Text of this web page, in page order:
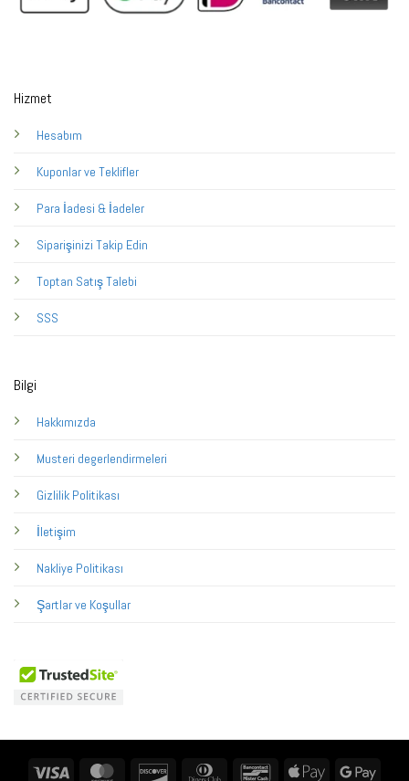
Hizmet
Hesabım
Kuponlar ve Teklifler
Para İadesi & İadeler
Siparişinizi Takip Edin
Toptan Satış Talebi
SSS
Bilgi
Hakkımızda
Musteri degerlendirmeleri
Gizlilik Politikası
İletişim
Nakliye Politikası
Şartlar ve Koşullar
MasterCard Discover
Dinners
BancontactApple